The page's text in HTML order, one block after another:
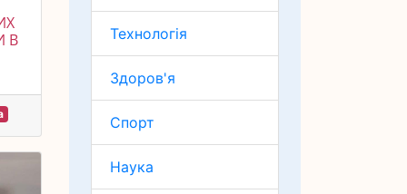
Технологія
Здоров'я
Спорт
Наука
В